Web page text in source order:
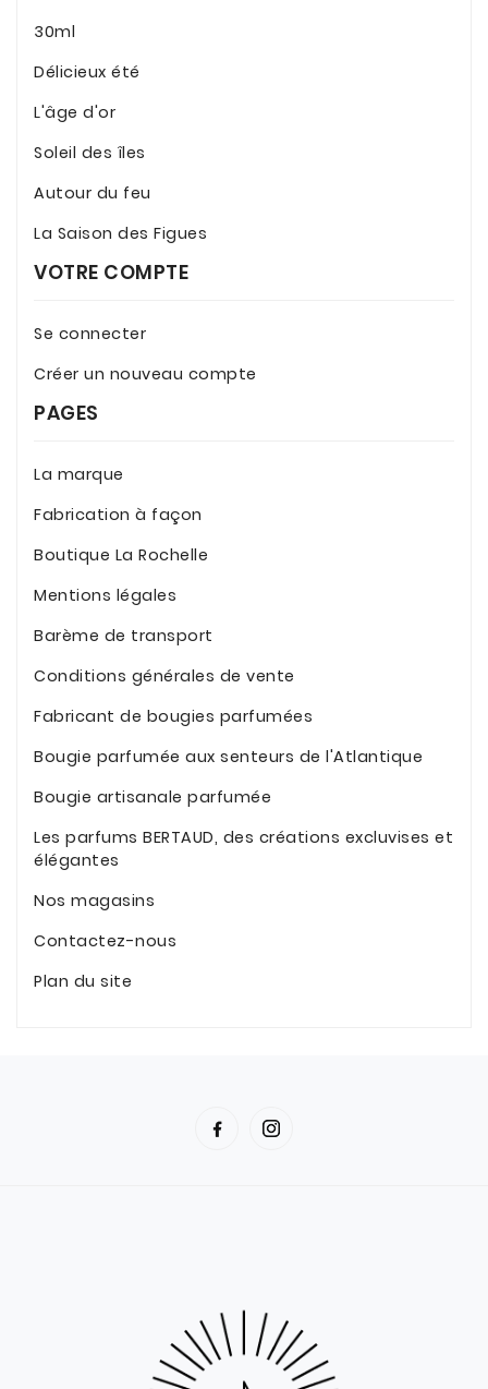
30ml
Délicieux été
L'âge d'or
Soleil des îles
Autour du feu
La Saison des Figues
VOTRE COMPTE
Se connecter
Créer un nouveau compte
PAGES
La marque
Fabrication à façon
Boutique La Rochelle
Mentions légales
Barème de transport
Conditions générales de vente
Fabricant de bougies parfumées
Bougie parfumée aux senteurs de l'Atlantique
Bougie artisanale parfumée
Les parfums BERTAUD, des créations excluvises et
élégantes
Nos magasins
Contactez-nous
Plan du site